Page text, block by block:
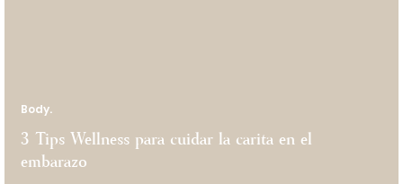
Body.
3 Tips Wellness para cuidar la carita en el
embarazo